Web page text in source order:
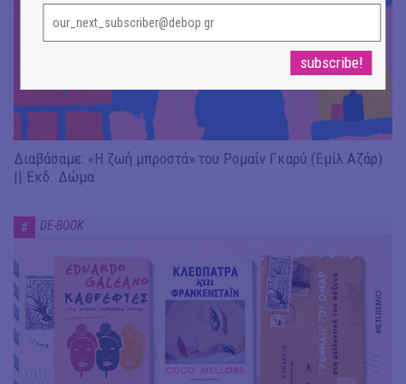
Διαβάσαμε: «Η ζωή μπροστά» του Ρομαίν Γκαρύ (Εμίλ Αζάρ)
|| Εκδ. Δώμα
# DE-BOOK